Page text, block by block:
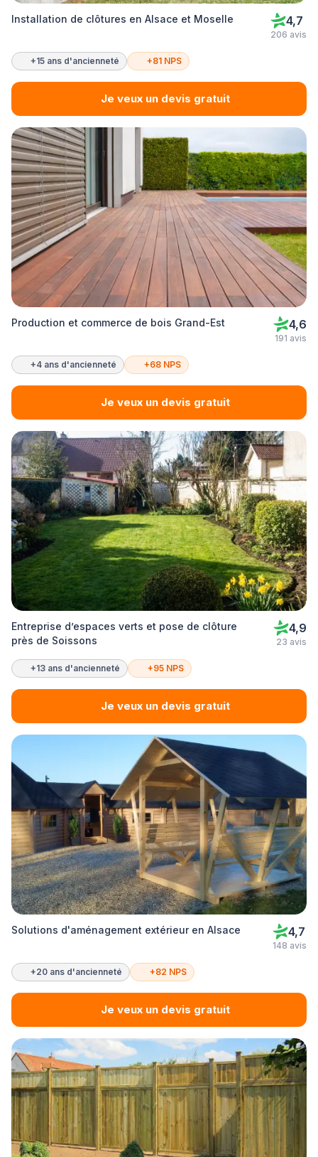
Installation de clôtures en Alsace et Moselle 4,7
206 avis
+15 ans d'ancienneté +81 NPS
Je veux un devis gratuit
Production et commerce de bois Grand-Est 4,6
191 avis
+4 ans d'ancienneté +68 NPS
Je veux un devis gratuit
Entreprise d’espaces verts et pose de clôture
près de Soissons
4,9
23 avis
+13 ans d'ancienneté +95 NPS
Je veux un devis gratuit
Solutions d'aménagement extérieur en Alsace 4,7
148 avis
+20 ans d'ancienneté +82 NPS
Je veux un devis gratuit